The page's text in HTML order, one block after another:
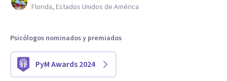
Florida, Estados Unidos de América
Psicólogos nominados y premiados
PyM Awards 2024